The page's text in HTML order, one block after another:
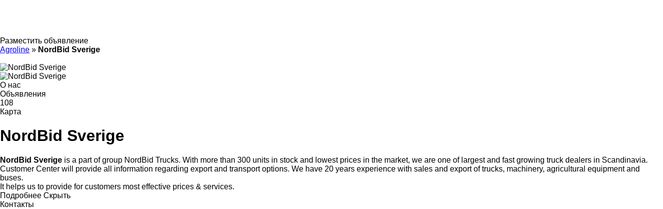
Разместить объявление
Agroline » NordBid Sverige
О нас
Объявления
108
Карта
NordBid Sverige
NordBid Sverige is a part of group NordBid Trucks. With more than 300 units in stock and lowest prices in the market, we are one of largest and fast growing truck dealers in Scandinavia.
Customer Center will provide all information regarding export and transport options. We have 20 years experience with sales and export of trucks, machinery, agricultural equipment and
buses.
It helps us to provide for customers most effective prices & services.
Подробнее Скрыть
Контакты